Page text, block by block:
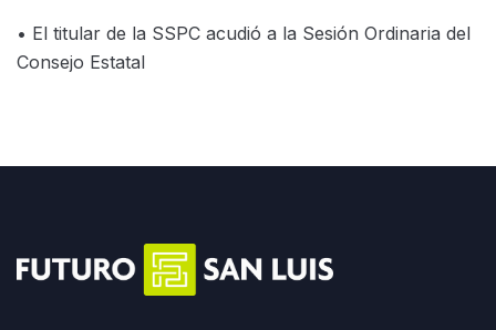
• El titular de la SSPC acudió a la Sesión Ordinaria del
Consejo Estatal